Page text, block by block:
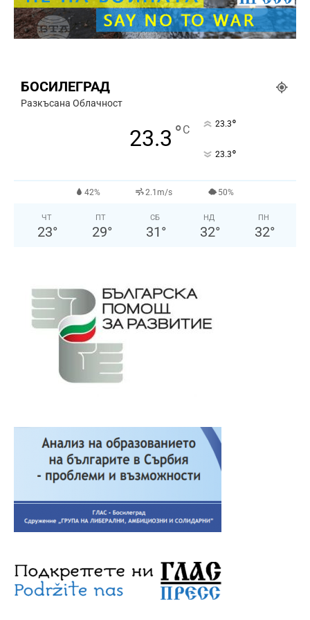
БОСИЛЕГРАД
Разкъсана Облачност
23.3 °C 23.3°
23.3°
42% 2.1m/s 50%
ЧТ
23°
ПТ
29°
СБ
31 °
НД
32°
ПН
32°